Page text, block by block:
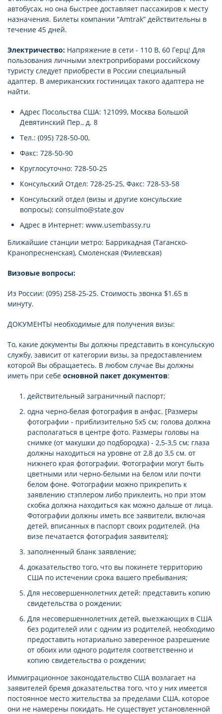
автобусах, но она быстрее доставляет пассажиров к месту
назначения. Билеты компании “Amtrak” действительны в
течение 45 дней.
Электричество: Напряжение в сети - 110 В, 60 Герц! Для
пользования личными электроприборами российскому
туристу следует приобрести в России специальный
адаптер. В американских гостиницах такого адаптера не
найти.
Адрес Посольства США: 121099, Москва Большой
Девятинский Пер., д. 8
Тел.: (095) 728-50-00,
Факс: 728-50-90
Круглосуточно: 728-50-25
Консульский Отдел: 728-25-25, Факс: 728-53-58
Консульский отдел (визы и другие консульские
вопросы): consulmo@state.gov
Адрес в Интернет: www.usembassy.ru
Ближайшие станции метро: Баррикадная (Таганско-
Кранопресненская), Смоленская (Филевская)
Визовые вопросы:
Из России: (095) 258-25-25. Стоимость звонка $1.65 в
минуту.
ДОКУМЕНТЫ необходимые для получения визы:
То, какие документы Вы должны представить в консульскую
службу, зависит от категории визы, за предоставлением
которой Вы обращаетесь. В любом случае Вы должны
иметь при себе основной пакет документов:
действительный заграничный паспорт;
одна черно-белая фотография в анфас. [Размеры
фотографии - приблизительно 5х5 см; голова должна
располагаться в центре фото. Размеры головы на
снимке (от макушки до подбородка) - 2,5-3,5 см; глаза
должны находиться на уровне от 2,8 до 3,5 см. от
нижнего края фотографии. Фотографии могут быть
цветными или черно-белыми на белом или почти
белом фоне. Фотографии можно прикрепить к
заявлению стэплером либо приклеить, но при этом
скобка должна находиться как можно дальше от лица.
Фотографии должны иметь все заявители, включая
детей, вписанных в паспорт своих родителей. (На
визе печатается фотография заявителя);
заполненный бланк заявление;
доказательство того, что вы покинете территорию
США по истечении срока вашего пребывания;
Для несовершеннолетних детей: представить копию
свидетельства о рождении;
Для несовершеннолетних детей, выезжающих в США
без родителей или с одним из родителей, необходимо
предоставить нотариально заверенное разрешение
от обоих или одного родителя соответственно и
копию свидетельства о рождении;
Иммиграционное законодательство США возлагает на
заявителей бремя доказательства того, что у них имеется
постоянное место жительства за пределами США, которое
они не намерены покидать. Не существует установленной